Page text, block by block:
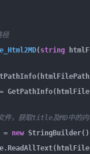
径
( string
，获取title及MD中的内
= new